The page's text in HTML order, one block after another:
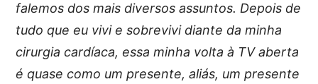
falemos dos mais diversos assuntos. Depois de
tudo que eu vivi e sobrevivi diante da minha
cirurgia cardíaca, essa minha volta à TV aberta
é quase como um presente, aliás, um presente